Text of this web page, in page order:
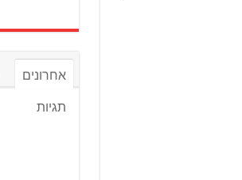
אחרונים
תגיות